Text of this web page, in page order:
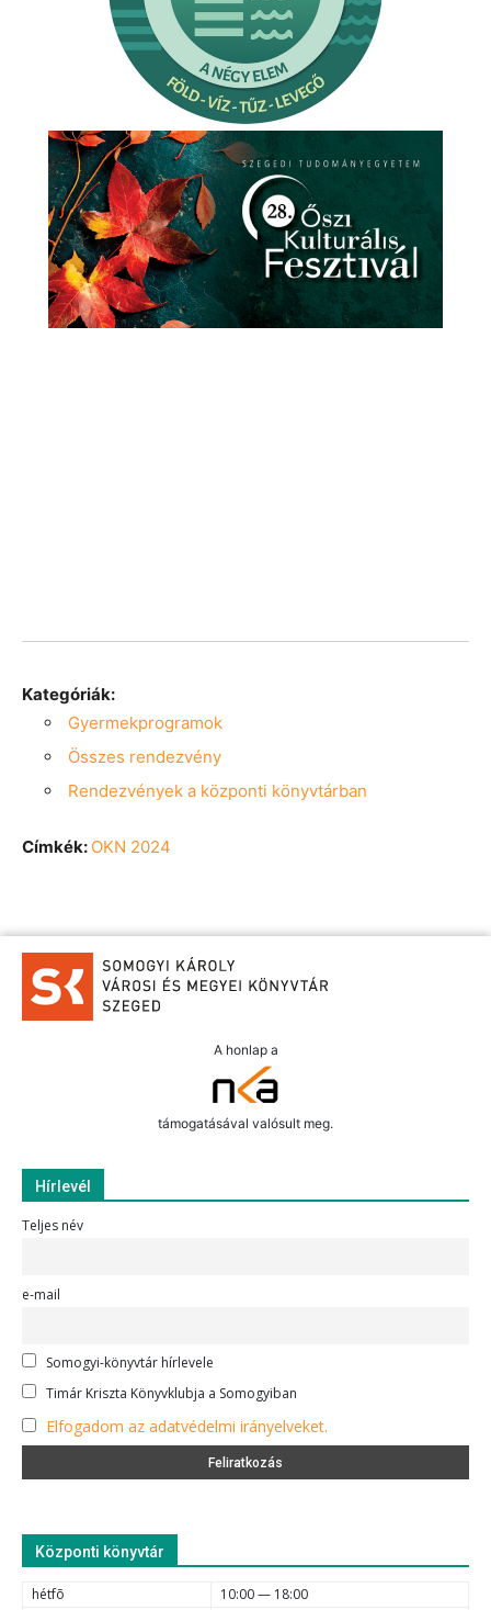
Kategóriák:
Gyermekprogramok
Összes rendezvény
Rendezvények a központi könyvtárban
Címkék: OKN 2024
A honlap a
támogatásával valósult meg.
Hírlevél
Teljes név
e-mail
Somogyi-könyvtár hírlevele
Timár Kriszta Könyvklubja a Somogyiban
Elfogadom az adatvédelmi irányelveket.
Központi könyvtár
hétfõ 10:00 — 18:00